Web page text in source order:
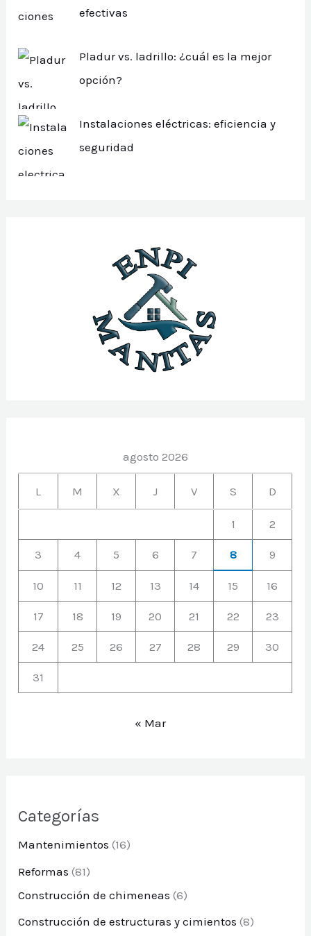
efectivas
Pladur vs. ladrillo: ¿cuál es la mejor
opción?
Instalaciones eléctricas: eficiencia y
seguridad
agosto 2026
L M X J V S D
1 2
3 4 5 6 7 8 9
10 11 12 13 14 15 16
17 18 19 20 21 22 23
24 25 26 27 28 29 30
31
« Mar
Categorías
Mantenimientos (16)
Reformas (81)
Construcción de chimeneas (6)
Construcción de estructuras y cimientos (8)